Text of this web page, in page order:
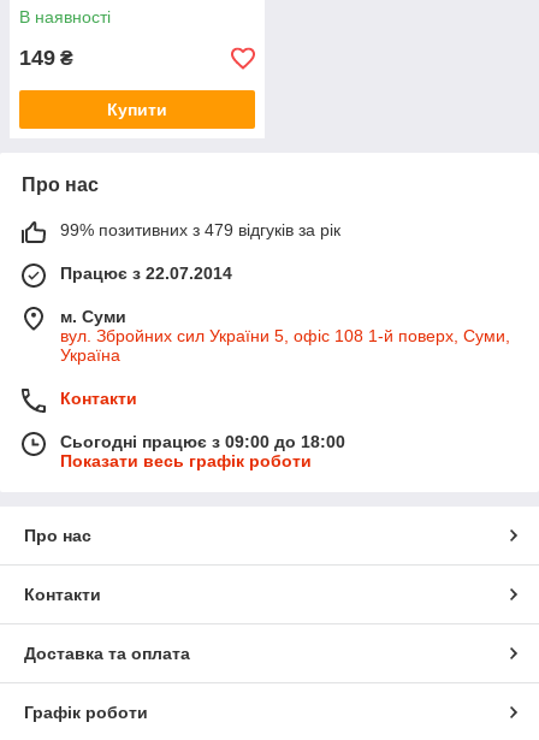
В наявності
149 ₴
Купити
Про нас
99% позитивних з 479 відгуків за рік
Працює з 22.07.2014
м. Суми
вул. Збройних сил України 5, офіс 108 1-й поверх, Суми,
Україна
Контакти
Сьогодні працює з 09:00 до 18:00
Показати весь графік роботи
Про нас
Контакти
Доставка та оплата
Графік роботи